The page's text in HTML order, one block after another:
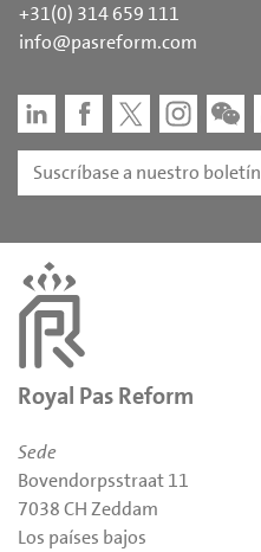
+31(0) 314 659 111
info@pasreform.com
Suscríbase a nuestro boletín
Royal Pas Reform
Sede
Bovendorpsstraat 11
7038 CH Zeddam
Los países bajos